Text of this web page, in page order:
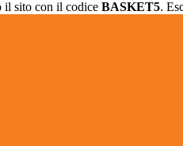
sito con il codice BASKET5.